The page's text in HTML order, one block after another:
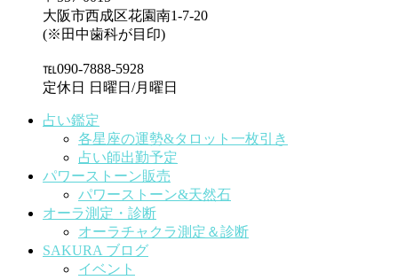
大阪市西成区花園南1-7-20
(※田中歯科が目印)
℡090-7888-5928
定休日 日曜日/月曜日
占い鑑定
各星座の運勢&タロット一枚引き
占い師出勤予定
パワーストーン販売
パワーストーン&天然石
オーラ測定・診断
オーラチャクラ測定＆診断
SAKURA ブログ
イベント